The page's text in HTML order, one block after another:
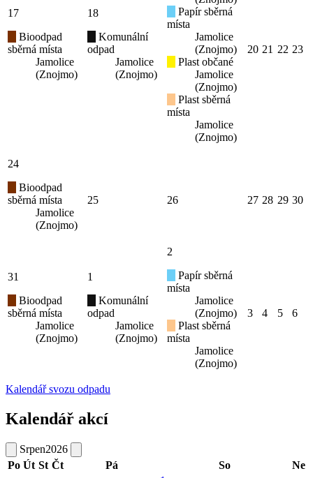
17
Bioodpad
sběrná místa
Jamolice
(Znojmo)
18
Komunální
odpad
Jamolice
(Znojmo)
Papír sběrná
místa
Jamolice
(Znojmo)
Plast občané
Jamolice
(Znojmo)
Plast sběrná
místa
Jamolice
(Znojmo)
20 21 22 23
24
Bioodpad
sběrná místa
Jamolice
(Znojmo)
25 26 27 28 29 30
31
Bioodpad
sběrná místa
Jamolice
(Znojmo)
1
Komunální
odpad
Jamolice
(Znojmo)
2
Papír sběrná
místa
Jamolice
(Znojmo)
Plast sběrná
místa
Jamolice
(Znojmo)
3 4 5 6
Kalendář svozu odpadu
Kalendář akcí
Srpen2026
Po Út St Čt Pá So Ne